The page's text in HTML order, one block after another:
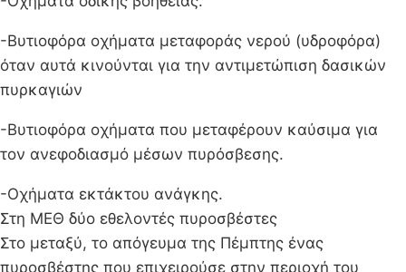
-Βυτιοφόρα οχήματα μεταφοράς νερού (υδροφόρα)
όταν αυτά κινούνται για την αντιμετώπιση δασικών
πυρκαγιών
-Βυτιοφόρα οχήματα που μεταφέρουν καύσιμα για
τον ανεφοδιασμό μέσων πυρόσβεσης.
-Οχήματα εκτάκτου ανάγκης.
Στη ΜΕΘ δύο εθελοντές πυροσβέστες
Στο μεταξύ, το απόγευμα της Πέμπτης ένας
πυροσβέστης που επιχειρούσε στην περιοχή του